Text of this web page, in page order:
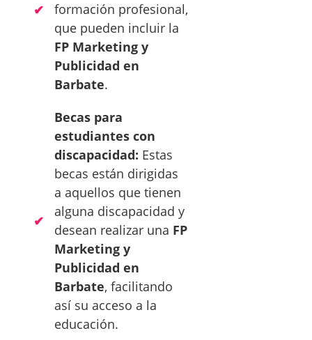
formación profesional,
que pueden incluir la
FP Marketing y
Publicidad en
Barbate.
Becas para
estudiantes con
discapacidad: Estas
becas están dirigidas
a aquellos que tienen
alguna discapacidad y
desean realizar una FP
Marketing y
Publicidad en
Barbate, facilitando
así su acceso a la
educación.